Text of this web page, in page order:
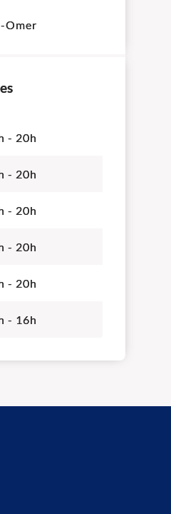
Omer
- 20h
- 20h
- 20h
- 20h
- 20h
- 16h